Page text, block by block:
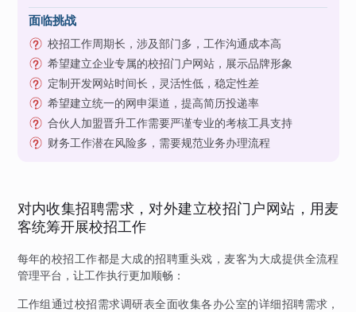
面临挑战
校招工作周期长，涉及部门多，工作沟通成本高
希望建立企业专属的校招门户网站，展示品牌形象
定制开发网站时间长，灵活性低，稳定性差
希望建立统一的网申渠道，提高简历投递率
合伙人加盟晋升工作需要严谨专业的考核工具支持
财务工作潜在风险多，需要规范业务办理流程
对内收集招聘需求，对外建立校招门户网站，用麦
客统筹开展校招工作
每年的校招工作都是大成的招聘重头戏，麦客为大成提供全流程
管理平台，让工作执行更加顺畅：
工作组通过校招需求调研表全面收集各办公室的详细招聘需求，